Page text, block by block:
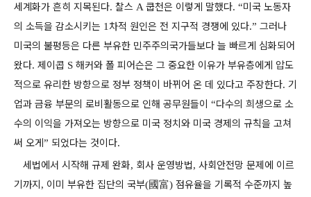
세계화가 흔히 지목된다. 찰스 A 쿱천은 이렇게 말했다. “미국 노동자
의 소득을 감소시키는 1차적 원인은 전 지구적 경쟁에 있다.” 그러나
미국의 불평등은 다른 부유한 민주주의국가들보다 늘 빠르게 심화되어
왔다. 제이콥 S 해커와 폴 피어슨은 그 중요한 이유가 부유층에게 압도
적으로 유리한 방향으로 정부 정책이 바뀌어 온 데 있다고 주장한다. 기
업과 금융 부문의 로비활동으로 인해 공무원들이 “다수의 희생으로 소
수의 이익을 가져오는 방향으로 미국 정치와 미국 경제의 규칙을 고쳐
써 오게” 되었다는 것이다.
세법에서 시작해 규제 완화, 회사 운영방법,사회안전망 문제에 이르
기까지, 이미 부유한 집단의 국부(國富) 점유율을 기록적 수준까지 높